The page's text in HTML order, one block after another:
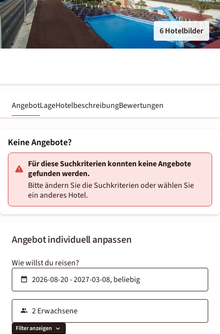
6 Hotelbilder
AngebotLageHotelbeschreibungBewertungen
Angebot individuell anpassen
Wie willst du reisen?
Filter anzeigen
Keine Angebote?
Für diese Suchkriterien konnten keine Angebote
gefunden werden.
Bitte ändern Sie die Suchkriterien oder wählen Sie
ein anderes Hotel.